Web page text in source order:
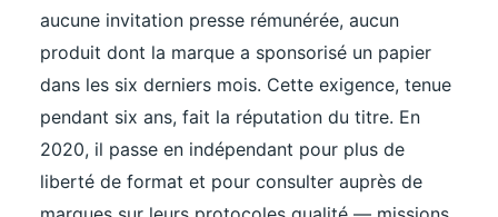
aucune invitation presse rémunérée, aucun
produit dont la marque a sponsorisé un papier
dans les six derniers mois. Cette exigence, tenue
pendant six ans, fait la réputation du titre. En
2020, il passe en indépendant pour plus de
liberté de format et pour consulter auprès de